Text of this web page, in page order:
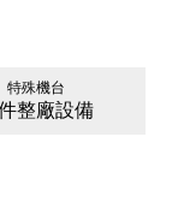
特殊機台
整廠設備